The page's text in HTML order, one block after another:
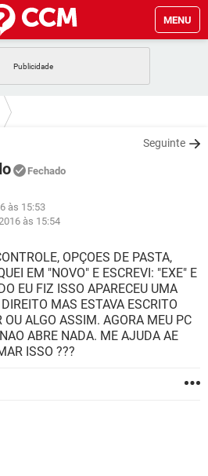
MENU
GMAIL
GMAIL
WHATSAPP
EXCEL
GMAIL
WHATSAPP
EXCEL
GMAIL
WHATSAPP
FACEBOOK
EXCEL
GMAIL
Seguinte
Fechado
às 15:53
às 15:54
OPÇOES DE PASTA,
EM "NOVO" E ESCREVI: "EXE" E
EU FIZ ISSO APARECEU UMA
MAS ESTAVA ESCRITO
OU ALGO ASSIM. AGORA MEU PC
ABRE NADA. ME AJUDA AE
ISSO ???